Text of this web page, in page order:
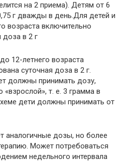
на 2 приема). Детям от 6
г дважды в день.Для детей и
возраста включительно
доза в 2 г
12-летнего возраста
суточная доза в 2 г.
должны принимать дозу,
«взрослой», т. е. 3 грамма в
дети должны принимать от
аналогичные дозы, но более
Может потребоваться
недельного интервала